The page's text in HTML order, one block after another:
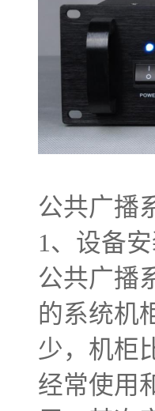
公共广播
1、设备
公共广播
的系统机
少，机柜
经常使用